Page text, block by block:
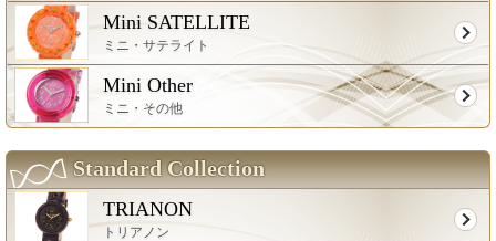
Mini SATELLITE
ミニ・サテライト
Mini Other
ミニ・その他
Standard Collection
TRIANON
トリアノン